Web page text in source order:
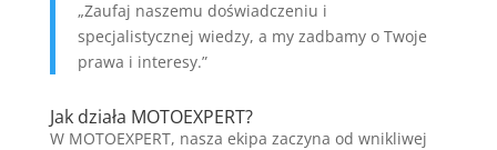
„Zaufaj naszemu doświadczeniu i
specjalistycznej wiedzy, a my zadbamy o Twoje
prawa i interesy.”
Jak działa MOTOEXPERT?
W MOTOEXPERT, nasza ekipa zaczyna od wnikliwej